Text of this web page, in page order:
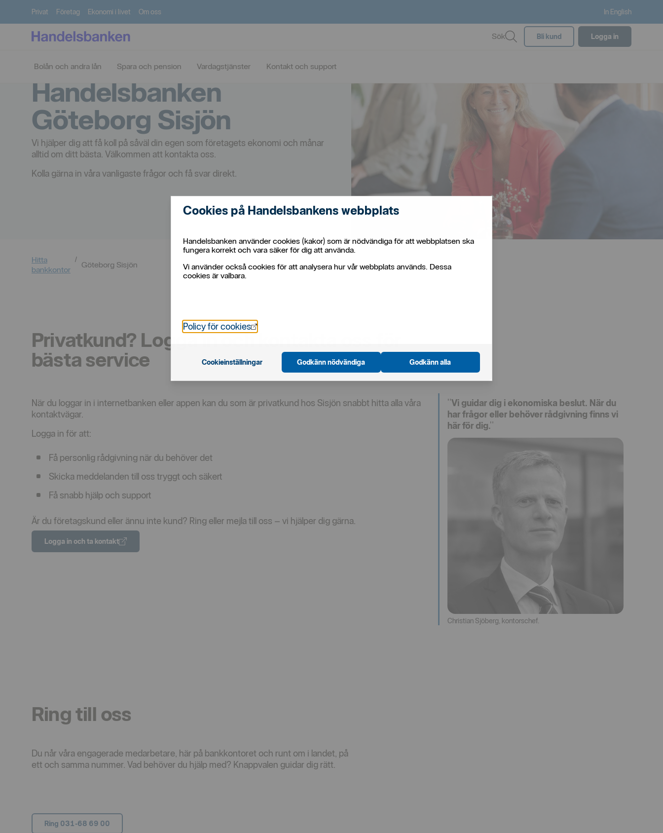
Cookies på Handelsbankens webbplats
Handelsbanken använder cookies (kakor) som är nödvändiga för att webbplatsen ska
fungera korrekt och vara säker för dig att använda.
Vi använder också cookies för att analysera hur vår webbplats används. Dessa
cookies är valbara.
Policy för cookies Öppnas i nytt fönster
Cookieinställningar Godkänn nödvändiga Godkänn alla
Privat Företag Ekonomi i livet Om oss In English
Sök Bli kund Logga in
Bolån och andra lån Spara och pension Vardagstjänster Kontakt och support
Handelsbanken
Göteborg Sisjön
Vi hjälper dig att få koll på såväl din egen som företagets ekonomi och månar
alltid om ditt bästa. Välkommen att kontakta oss.
Kolla gärna in våra vanligaste frågor och få svar direkt.
Hitta
bankkontor
Göteborg Sisjön
Privatkund? Logga in och kontakta oss för
bästa service
När du loggar in i internetbanken eller appen kan du som är privatkund hos Sisjön snabbt hitta alla våra
kontaktvägar.
Logga in för att:
Få personlig rådgivning när du behöver det
Skicka meddelanden till oss tryggt och säkert
Få snabb hjälp och support
Är du företagskund eller ännu inte kund? Ring eller mejla till oss – vi hjälper dig gärna.
Logga in och ta kontakt
"Vi guidar dig i ekonomiska beslut. När du
har frågor eller behöver rådgivning finns vi
här för dig."
Christian Sjöberg, kontorschef.
Ring till oss
Du når våra engagerade medarbetare, här på bankkontoret och runt om i landet, på
ett och samma nummer. Vad behöver du hjälp med? Knappvalen guidar dig rätt.
Ring 031-68 69 00